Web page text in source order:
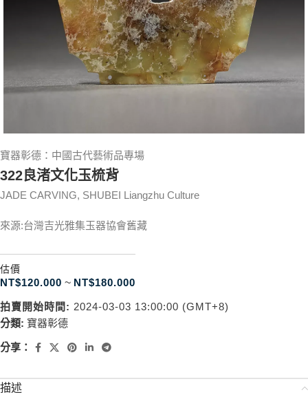
寶器彰德：中國古代藝術品專場
322良渚文化玉梳背
JADE CARVING, SHUBEI Liangzhu Culture
來源:台灣吉光雅集玉器協會舊藏
估價
NT$120.000 ~ NT$180.000
拍賣開始時間: 2024-03-03 13:00:00 (GMT+8)
分類: 寶器彰德
分享：
描述